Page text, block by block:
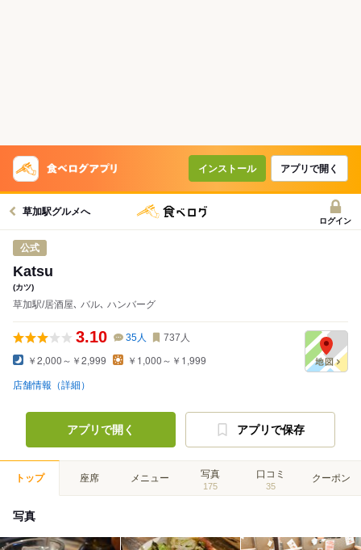
インストール アプリで開く
草加駅グルメへ
ログイン
公式
Katsu
(カツ)
草加駅/居酒屋､ バル､ ハンバーグ
3.10 35人 737 人
￥2,000～￥2,999 ￥1,000～￥1,999
店舗情報（詳細）
アプリで開く アプリで保存
トップ 座席 メニュー 写真
175
口コミ
35
クーポン
写真